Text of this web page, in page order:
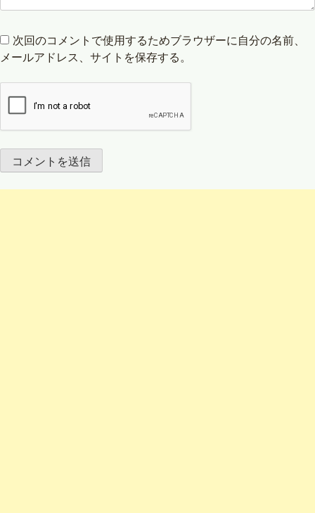
次回のコメントで使用するためブラウザーに自分の名前、
メールアドレス、サイトを保存する。